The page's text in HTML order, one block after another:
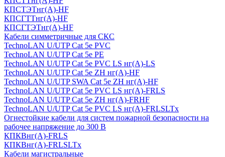
КПСТЭТнг(A)-HF
КПСГТТнг(A)-HF
КПСГТЭТнг(A)-HF
Кабели симметричные для СКС
TechnoLAN U/UTP Cat 5e PVC
TechnoLAN U/UTP Cat 5e PE
TechnoLAN U/UTP Cat 5e PVC LS нг(A)-LS
TechnoLAN U/UTP Cat 5e ZH нг(A)-HF
TechnoLAN U/UTP SWA Cat 5e ZH нг(A)-HF
TechnoLAN U/UTP Cat 5e PVC LS нг(A)-FRLS
TechnoLAN U/UTP Cat 5e ZH нг(A)-FRHF
TechnoLAN U/UTP Cat 5e PVC LS нг(A)-FRLSLTx
Огнестойкие кабели для систем пожарной безопасности на
рабочее напряжение до 300 В
КПКВнг(A)-FRLS
КПКВнг(A)-FRLSLTx
Кабели магистральные